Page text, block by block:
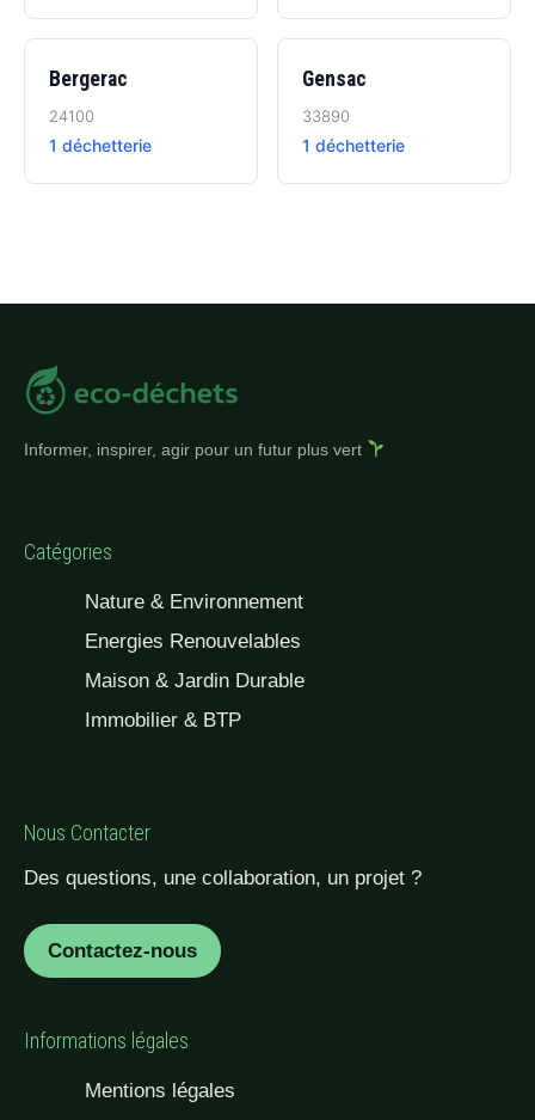
Bergerac
24100
1 déchetterie
Gensac
33890
1 déchetterie
Informer, inspirer, agir pour un futur plus vert
Catégories
Nature & Environnement
Energies Renouvelables
Maison & Jardin Durable
Immobilier & BTP
Nous Contacter
Des questions, une collaboration, un projet ?
Contactez-nous
Informations légales
Mentions légales